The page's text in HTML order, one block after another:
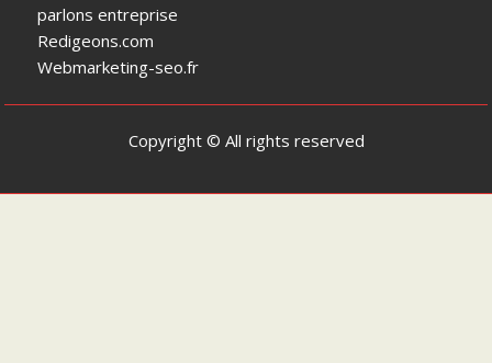
parlons entreprise
Redigeons.com
Webmarketing-seo.fr
Copyright © All rights reserved